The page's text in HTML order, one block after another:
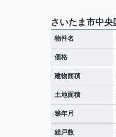
さいたま市中
物件名
価格
建物面積
土地面積
築年月
総戸数